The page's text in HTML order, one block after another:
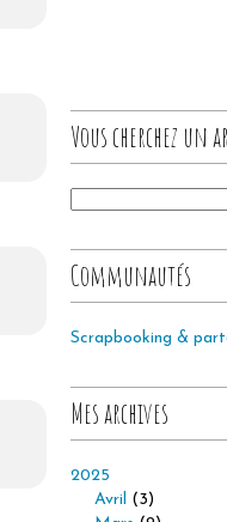
Vous cherchez un
Communautés
Scrapbooking &
Mes archives
2025
Avril (3)